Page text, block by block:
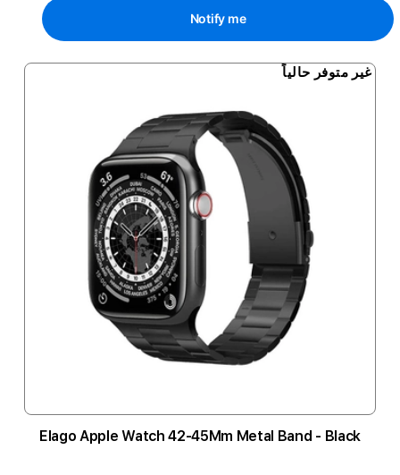
Notify me
غير متوفر حالياً
Elago Apple Watch 42-45Mm Metal Band - Black